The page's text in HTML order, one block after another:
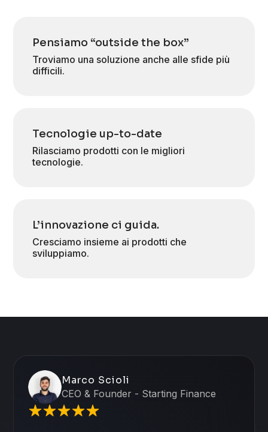
Pensiamo “outside the box”
Troviamo una soluzione anche alle sfide più
difficili.
Tecnologie up-to-date
Rilasciamo prodotti con le migliori
tecnologie.
L’innovazione ci guida.
Cresciamo insieme ai prodotti che
sviluppiamo.
Marco Scioli
CEO & Founder - Starting Finance